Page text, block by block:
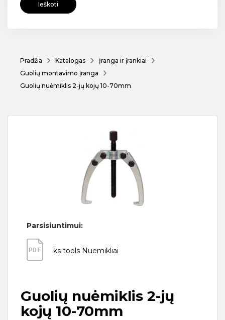
Ieškoti
Pradžia Katalogas
Įranga ir įrankiai
Guolių montavimo įranga
Guolių nuėmiklis 2-jų kojų 10-70mm
Parsisiuntimui:
PDF ks tools Nuemikliai
Guolių nuėmiklis 2-jų
kojų 10-70mm